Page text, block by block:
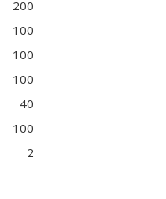
200
100
100
100
40
100
2